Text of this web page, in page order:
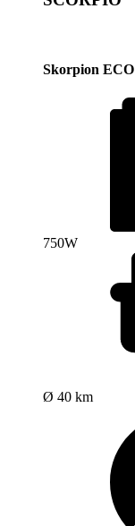
Skorpion ECO
750W
Ø 40 km